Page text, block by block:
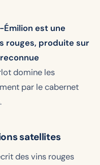
est une
rouges, produite sur
domine les
par le cabernet
satellites
des vins rouges